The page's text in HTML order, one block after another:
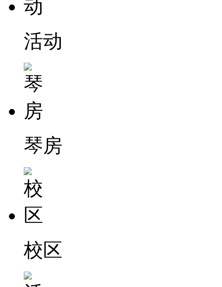
活动
琴房
校区